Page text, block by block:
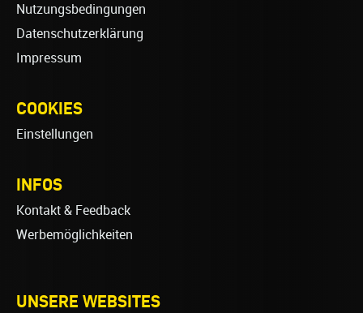
Nutzungsbedingungen
Datenschutzerklärung
Impressum
COOKIES
Einstellungen
INFOS
Kontakt & Feedback
Werbemöglichkeiten
UNSERE WEBSITES